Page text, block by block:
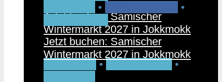
Jetzt buchen: Samischer
Wintermarkt 2027 in Jokkmokk
FAHRRAD • NORWEGEN •
•
•
Jetzt buchen: Samischer
Wintermarkt 2027 in Jokkmokk